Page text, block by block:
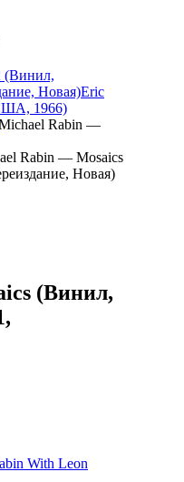
(Винил,
Новая)Eric
1966)
Rabin —
Rabin — Mosaics
Новая)
(Винил,
With Leon